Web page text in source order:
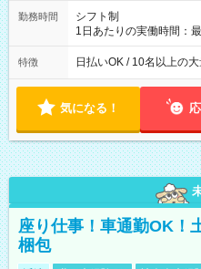
勤務時間
シフト制
1日あたりの実働時間：
12時～21時
特徴 日払いOK / 10名以上の
気になる！
座り仕事！車通勤OK！
梱包